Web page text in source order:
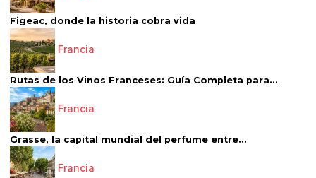
Figeac, donde la historia cobra vida
Francia
Rutas de los Vinos Franceses: Guía Completa para...
Francia
Grasse, la capital mundial del perfume entre...
Francia